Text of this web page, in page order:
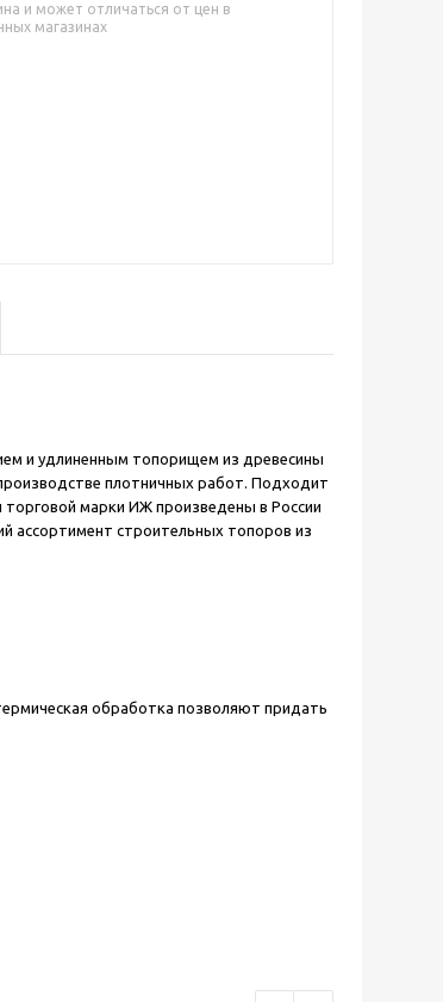
и может отличаться от цен в
магазинах
и удлиненным топорищем из древесины
плотничных работ. Подходит
марки ИЖ произведены в России
ассортимент строительных топоров из
обработка позволяют придать